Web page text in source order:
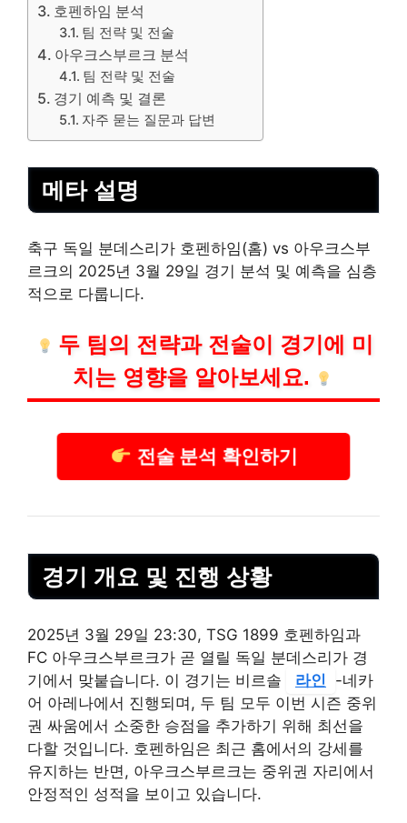
호펜하임 분석
팀 전략 및 전술
아우크스부르크 분석
팀 전략 및 전술
경기 예측 및 결론
자주 묻는 질문과 답변
메타 설명
축구 독일 분데스리가 호펜하임(홈) vs 아우크스부
르크의 2025년 3월 29일 경기 분석 및 예측을 심층
적으로 다룹니다.
두 팀의 전략과 전술이 경기에 미
치는 영향을 알아보세요.
전술 분석 확인하기
경기 개요 및 진행 상황
2025년 3월 29일 23:30, TSG 1899 호펜하임과
FC 아우크스부르크가 곧 열릴 독일 분데스리가 경
기에서 맞붙습니다. 이 경기는 비르솔
라인
-네카
어 아레나에서 진행되며, 두 팀 모두 이번 시즌 중위
권 싸움에서 소중한 승점을 추가하기 위해 최선을
다할 것입니다. 호펜하임은 최근 홈에서의 강세를
유지하는 반면, 아우크스부르크는 중위권 자리에서
안정적인 성적을 보이고 있습니다.